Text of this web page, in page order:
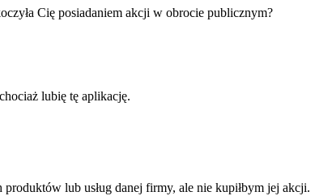
Cię posiadaniem akcji w obrocie publicznym?
lubię tę aplikację.
lub usług danej firmy, ale nie kupiłbym jej akcji.